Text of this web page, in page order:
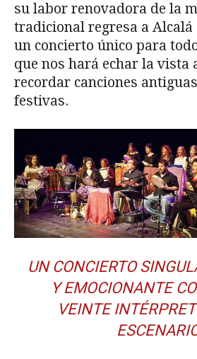
su labor renovadora de la
tradicional regresa a Alcalá
un concierto único para
que nos hará echar la vista
recordar canciones
festivas.
UN CONCIERTO
Y EMOCIONANTE
VEINTE